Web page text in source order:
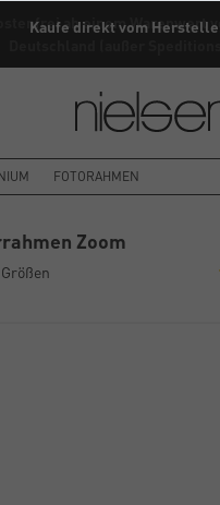
ab einem Warenwert
Kaufe direkt vom
FOTORAHMEN
Zoom
Größen